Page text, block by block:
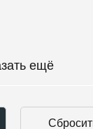
ещё